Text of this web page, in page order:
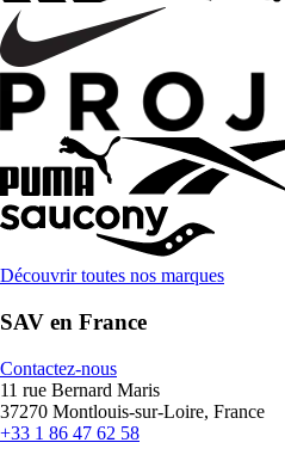
Découvrir toutes nos marques
SAV en France
Contactez-nous
11 rue Bernard Maris
37270 Montlouis-sur-Loire, France
+33 1 86 47 62 58